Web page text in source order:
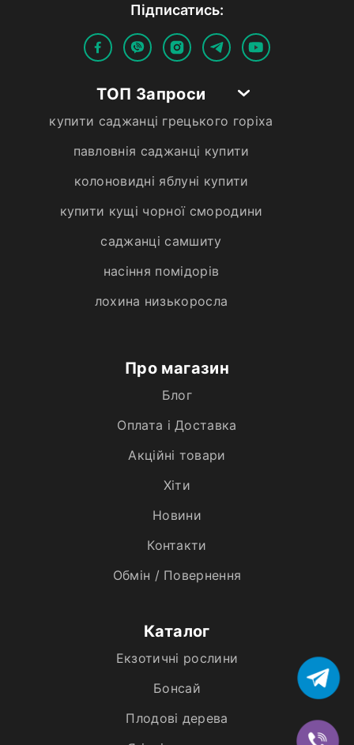
Пiдписатись:
ТОП Запроси
купити саджанці грецького горіха
павловнія саджанці купити
колоновидні яблуні купити
купити кущі чорної смородини
саджанці самшиту
насіння помідорів
лохина низькоросла
Про магазин
Блог
Оплата і Доставка
Акційні товари
Хiти
Новини
Контакти
Обмін / Повернення
Каталог
Екзотичні рослини
Бонсай
Плодові дерева